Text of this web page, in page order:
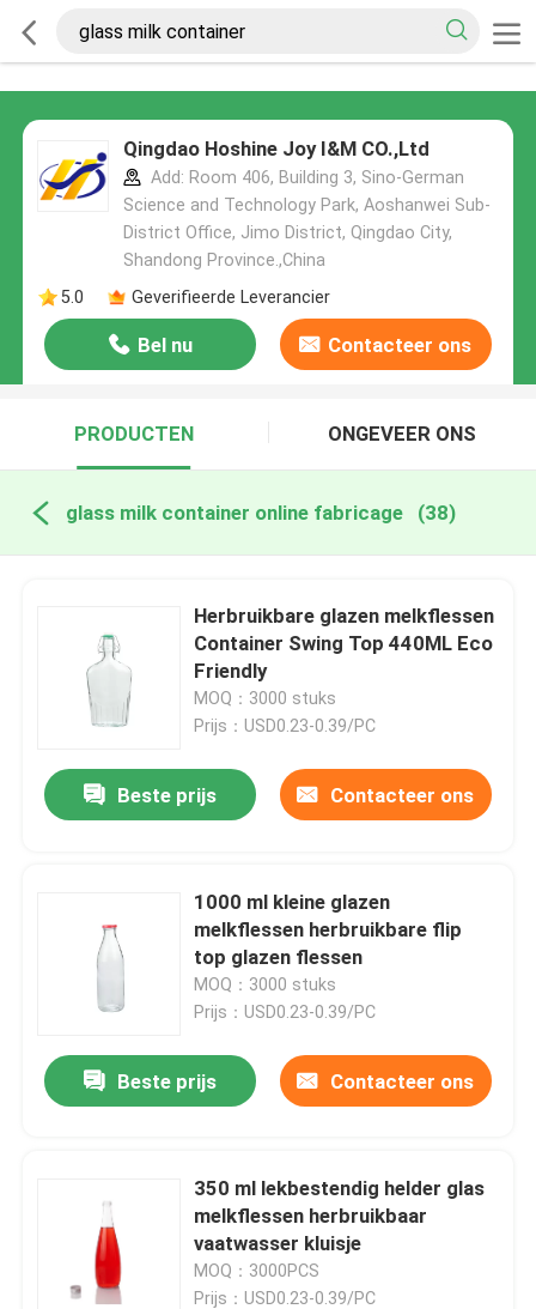
Qingdao Hoshine Joy I&M CO.,Ltd
Add: Room 406, Building 3, Sino-German
Science and Technology Park, Aoshanwei Sub-
District Office, Jimo District, Qingdao City,
Shandong Province.,China
5.0
Geverifieerde Leverancier
Bel nu Contacteer ons
PRODUCTEN ONGEVEER ONS
glass milk container online fabricage (38)
Herbruikbare glazen melkflessen
Container Swing Top 440ML Eco
Friendly
MOQ：3000 stuks
Prijs：USD0.23-0.39/PC
Beste prijs Contacteer ons
1000 ml kleine glazen
melkflessen herbruikbare flip
top glazen flessen
MOQ：3000 stuks
Prijs：USD0.23-0.39/PC
Beste prijs Contacteer ons
350 ml lekbestendig helder glas
melkflessen herbruikbaar
vaatwasser kluisje
MOQ：3000PCS
Prijs：USD0.23-0.39/PC